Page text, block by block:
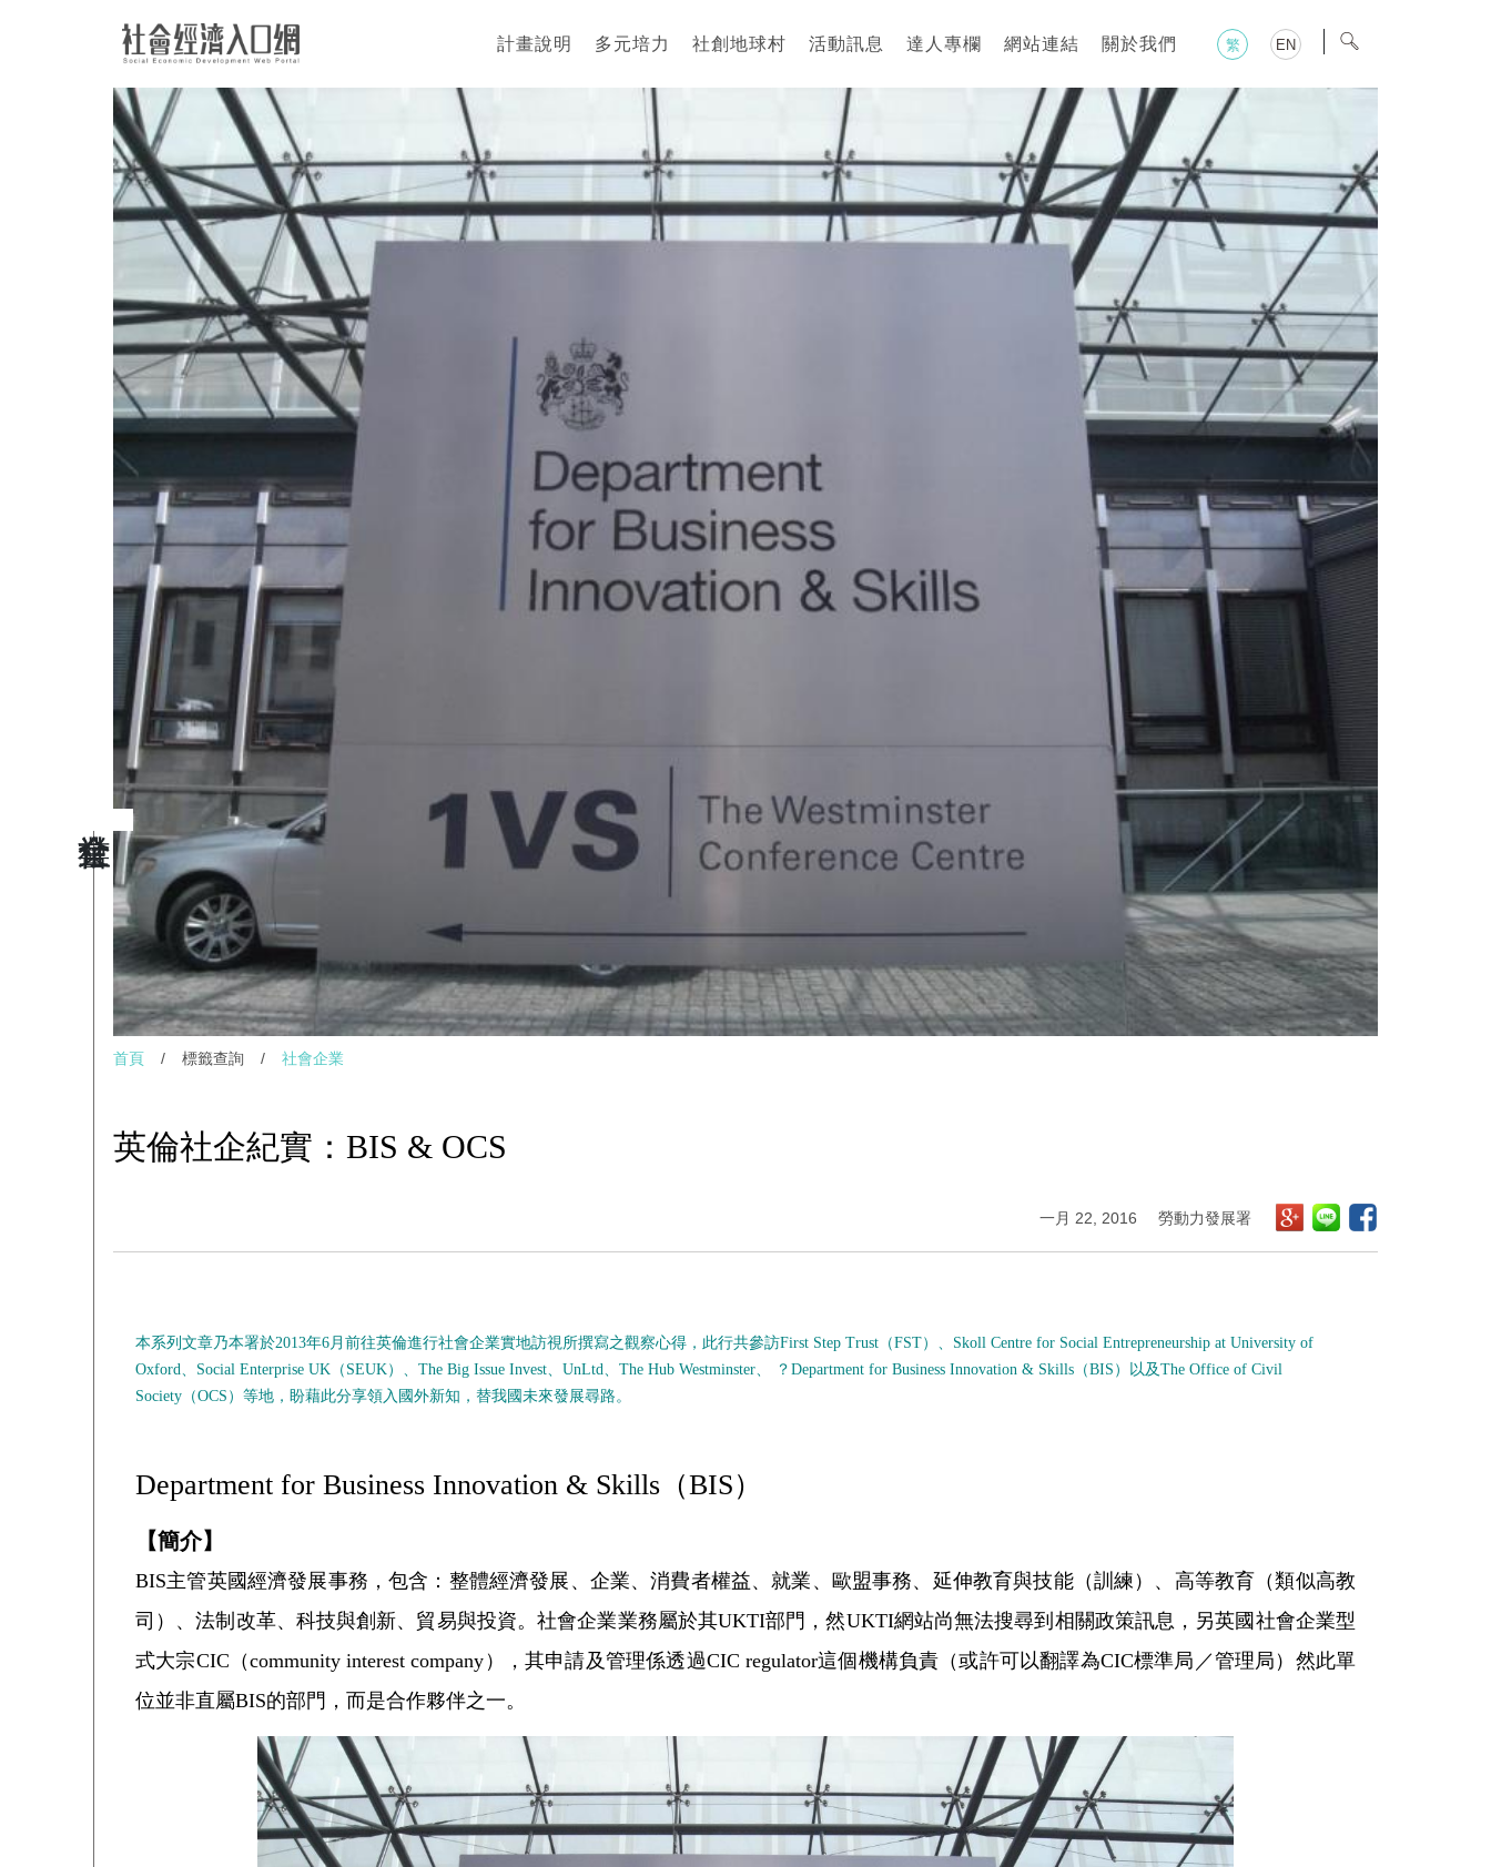
計畫說明 多元培力 社創地球村 活動訊息 達人專欄 網站連結 關於我們 繁 EN
首頁 / 標籤查詢 / 社會企業
英倫社企紀實：BIS & OCS
一月 22, 2016 勞動力發展署
本系列文章乃本署於2013年6月前往英倫進行社會企業實地訪視所撰寫之觀察心得，此行共參訪First Step Trust（FST）、 Skoll Centre for Social Entrepreneurship at University of
Oxford、 Social Enterprise UK （ SEUK）、 The Big Issue Invest、 UnLtd、 The Hub Westminster、 ？ Department for Business Innovation & Skills （BIS ）以及The Office of Civil
Society （OCS ） 等地，盼藉此分享領入國外新知，替我國未來發展尋路。
Department for Business Innovation & Skills（BIS）
【簡介】
BIS主管英國經濟發展事務，包含：整體經濟發展、企業、消費者權益、就業、歐盟事務、延伸教育與技能（訓練）、高等教育（類似高教
司）、法制改革、科技與創新、貿易與投資。社會企業業務屬於其UKTI部門，然UKTI網站尚無法搜尋到相關政策訊息，另英國社會企業型
式大宗CIC（community interest company），其申請及管理係透過CIC regulator這個機構負責（或許可以翻譯為CIC標準局／管理局）然此單
位並非直屬BIS的部門，而是合作夥伴之一。